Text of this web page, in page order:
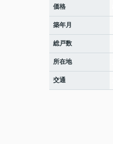
価格
築年月
総戸数
所在地
交通